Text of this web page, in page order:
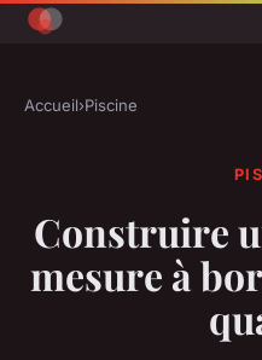
Accueil›Piscine
Construire
mesure à